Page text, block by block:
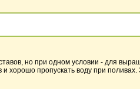
но при одном условии - для
пропускать воду при поливах.